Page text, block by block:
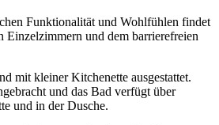
Funktionalität und Wohlfühlen findet
Einzelzimmern und dem barrierefreien
mit kleiner Kitchenette ausgestattet.
und das Bad verfügt über
und in der Dusche.